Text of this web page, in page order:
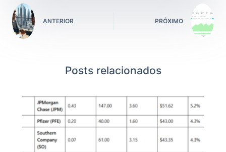
ANTERIOR PRÓXIMO
Posts relacionados